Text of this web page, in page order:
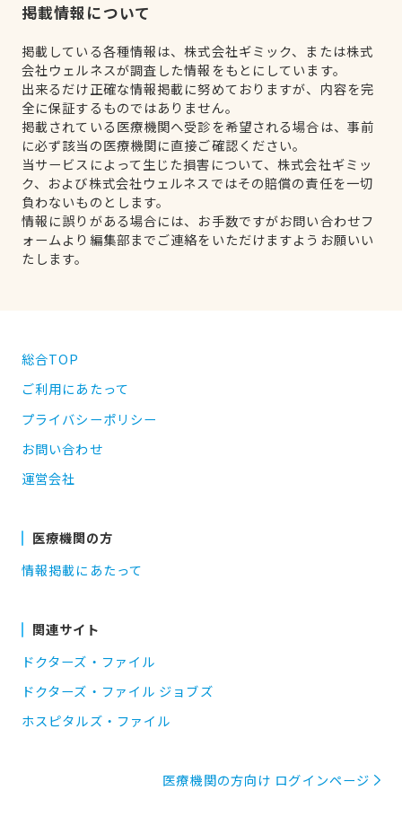
掲載情報について
掲載している各種情報は、株式会社ギミック、または株式
会社ウェルネスが調査した情報をもとにしています。
出来るだけ正確な情報掲載に努めておりますが、内容を完
全に保証するものではありません。
掲載されている医療機関へ受診を希望される場合は、事前
に必ず該当の医療機関に直接ご確認ください。
当サービスによって生じた損害について、株式会社ギミッ
ク、および株式会社ウェルネスではその賠償の責任を一切
負わないものとします。
情報に誤りがある場合には、お手数ですがお問い合わせフ
ォームより編集部までご連絡をいただけますようお願いい
たします。
総合TOP
ご利用にあたって
プライバシーポリシー
お問い合わせ
運営会社
医療機関の方
情報掲載にあたって
関連サイト
ドクターズ・ファイル
ドクターズ・ファイル ジョブズ
ホスピタルズ・ファイル
医療機関の方向け ログインページ